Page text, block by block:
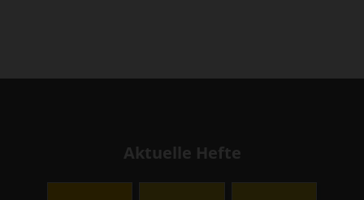
Aktuelle Hefte